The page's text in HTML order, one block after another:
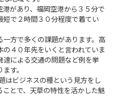
があり、福岡空港から３５分で
短で２時間３０分程度で着てい
一方で多くの課題があります。高
４０年先をいくと言われていま
達による交通の問題など例を挙
す。
はビジネスの種という見方をし
とで、天草の特性を活かした魅